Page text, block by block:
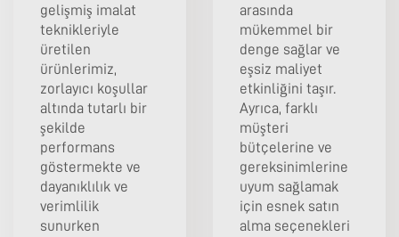
gelişmiş imalat
teknikleriyle
üretilen
ürünlerimiz,
zorlayıcı koşullar
altında tutarlı bir
şekilde
performans
göstermekte ve
dayanıklılık ve
verimlilik
sunurken
arasında
mükemmel bir
denge sağlar ve
eşsiz maliyet
etkinliğini taşır.
Ayrıca, farklı
müşteri
bütçelerine ve
gereksinimlerine
uyum sağlamak
için esnek satın
alma seçenekleri